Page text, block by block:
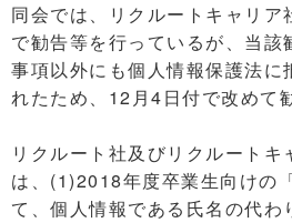
同会では、リクルートキャリ
で勧告等を行っているが、当該
事項以外にも個人情報保護法に
れたため、12月4日付で改めて
リクルート社及びリクルート
は、(1)2018年度卒業生向けの
て、個人情報である氏名の代わ